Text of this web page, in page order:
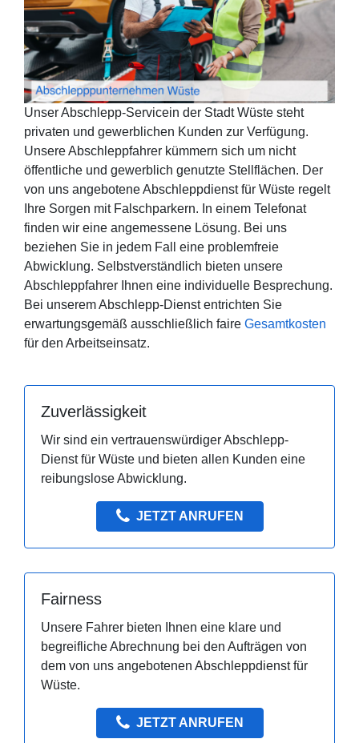
Unser Abschlepp-Servicein der Stadt Wüste steht
privaten und gewerblichen Kunden zur Verfügung.
Unsere Abschleppfahrer kümmern sich um nicht
öffentliche und gewerblich genutzte Stellflächen. Der
von uns angebotene Abschleppdienst für Wüste regelt
Ihre Sorgen mit Falschparkern. In einem Telefonat
finden wir eine angemessene Lösung. Bei uns
beziehen Sie in jedem Fall eine problemfreie
Abwicklung. Selbstverständlich bieten unsere
Abschleppfahrer Ihnen eine individuelle Besprechung.
Bei unserem Abschlepp-Dienst entrichten Sie
erwartungsgemäß ausschließlich faire Gesamtkosten
für den Arbeitseinsatz.
Zuverlässigkeit
Wir sind ein vertrauenswürdiger Abschlepp-
Dienst für Wüste und bieten allen Kunden eine
reibungslose Abwicklung.
JETZT ANRUFEN
Fairness
Unsere Fahrer bieten Ihnen eine klare und
begreifliche Abrechnung bei den Aufträgen von
dem von uns angebotenen Abschleppdienst für
Wüste.
JETZT ANRUFEN